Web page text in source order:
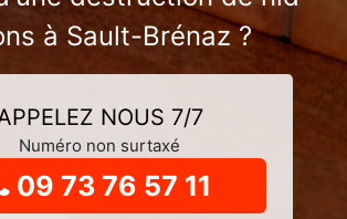
à Sault-Brénaz ?
NOUS 7/7
Numéro non surtaxé
09 73 76 57 11